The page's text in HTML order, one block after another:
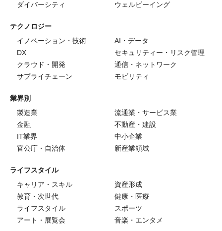
ダイバーシティ
ウェルビーイング
テクノロジー
イノベーション・技術
AI・データ
DX
セキュリティー・リスク管理
クラウド・開発
通信・ネットワーク
サプライチェーン
モビリティ
業界別
製造業
流通業・サービス業
金融
不動産・建設
IT業界
中小企業
官公庁・自治体
新産業領域
ライフスタイル
キャリア・スキル
資産形成
教育・次世代
健康・医療
ライフスタイル
スポーツ
アート・展覧会
音楽・エンタメ